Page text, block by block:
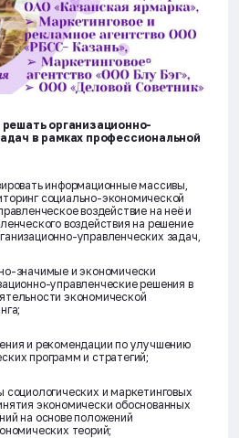
организационно-
в рамках профессиональной
информационные массивы,
социально-экономической
воздействие на неё и
воздействия на решение
управленческих задач,
значимые и экономически
управленческие решения в
экономической
и рекомендации по улучшению
программ и стратегий;
социологических и маркетинговых
экономически обоснованных
на основе положений
теорий;